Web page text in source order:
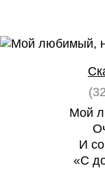
Мой
И
«С